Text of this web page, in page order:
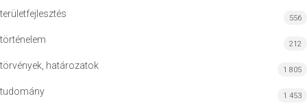
területfejlesztés 556
történelem 212
törvények, határozatok 1 805
tudomány 1 453